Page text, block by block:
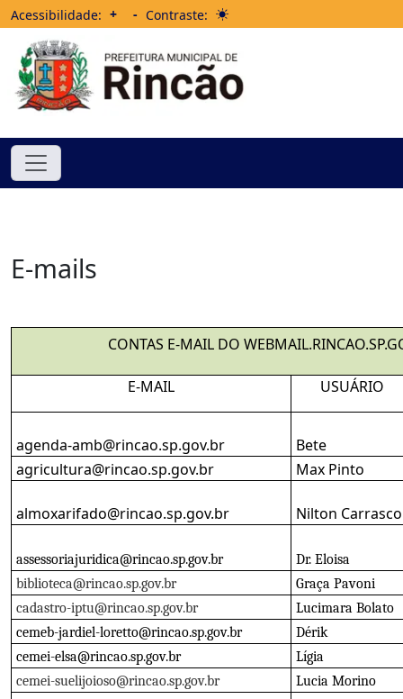
Acessibilidade: + - Contraste:
E-mails
CONTAS E-MAIL DO
E-MAIL USUÁRIO
agenda-amb@rincao.sp.gov.br
Bete
agricultura@rincao.sp.gov.br
Max Pinto
almoxarifado@rincao.sp.gov.br Nilton Carrasco
assessoriajuridica@rincao.sp.gov.br
Dr. Eloisa
biblioteca@rincao.sp.gov.br
Graça Pavoni
cadastro-iptu@rincao.sp.gov.br
Lucimara Bolato
cemeb-jardiel-loretto@rincao.sp.gov.br
Dérik
cemei-elsa@rincao.sp.gov.br
Lígia
cemei-suelijoioso@rincao.sp.gov.br
Lucia Morino